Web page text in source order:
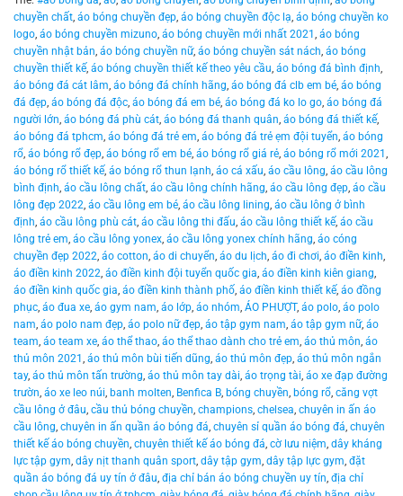
chuyền chất, áo bóng chuyền đẹp, áo bóng chuyền độc lạ, áo bóng chuyền ko
logo, áo bóng chuyền mizuno, áo bóng chuyền mới nhất 2021 , áo bóng
chuyền nhật bản, áo bóng chuyền nữ, áo bóng chuyền sát nách, áo bóng
chuyền thiết kế, áo bóng chuyền thiết kế theo yêu cầu, áo bóng đá bình định,
áo bóng đá cát lâm, áo bóng đá chính hãng, áo bóng đá clb em bé, áo bóng
đá đẹp, áo bóng đá độc, áo bóng đá em bé, áo bóng đá ko lo go, áo bóng đá
người lớn, áo bóng đá phù cát, áo bóng đá thanh quân, áo bóng đá thiết kế,
áo bóng đá tphcm, áo bóng đá trẻ em, áo bóng đá trẻ ẹm đội tuyển, áo bóng
rổ, áo bóng rổ đẹp, áo bóng rổ em bé, áo bóng rổ giá rẻ, áo bóng rổ mới 2021 ,
áo bóng rổ thiết kế, áo bóng rổ thun lạnh, áo cá xấu, áo cầu lông, áo cầu lông
bình định, áo cầu lông chất, áo cầu lông chính hãng, áo cầu lông đẹp, áo cầu
lông đẹp 2022, áo cầu lông em bé, áo cầu lông lining, áo cầu lông ở bình
định, áo cầu lông phù cát, áo cầu lông thi đấu, áo cầu lông thiết kế, áo cầu
lông trẻ em, áo cầu lông yonex, áo cầu lông yonex chính hãng, áo cóng
chuyền đẹp 2022, áo cotton, áo di chuyển, áo du lịch, áo đi chơi, áo điền kinh,
áo điền kinh 2022, áo điền kinh đội tuyển quốc gia, áo điền kinh kiên giang,
áo điền kinh quốc gia, áo điền kinh thành phố, áo điền kinh thiết kế, áo đồng
phục, áo đua xe, áo gym nam, áo lớp, áo nhóm, ÁO PHƯỢT, áo polo, áo polo
nam, áo polo nam đẹp, áo polo nữ đẹp, áo tập gym nam, áo tập gym nữ, áo
team, áo team xe, áo thể thao, áo thể thao dành cho trẻ em, áo thủ môn, áo
thủ môn 2021 , áo thủ môn bùi tiến dũng, áo thủ môn đẹp, áo thủ môn ngắn
tay, áo thủ môn tấn trường, áo thủ môn tay dài, áo trọng tài, áo xe đạp đường
trườn, áo xe leo núi, banh molten, Benfica B, bóng chuyền, bóng rổ, căng vợt
cầu lông ở đâu, cầu thủ bóng chuyền, champions, chelsea, chuyên in ấn áo
cầu lông, chuyên in ấn quần áo bóng đá, chuyên sỉ quần áo bóng đá, chuyên
thiết kế áo bóng chuyền, chuyên thiết kế áo bóng đá, cờ lưu niệm, dây kháng
lực tập gym, dây nịt thanh quân sport, dây tập gym, dây tập lực gym, đặt
quần áo bóng đá uy tín ở đâu, địa chỉ bán áo bóng chuyền uy tín, địa chỉ